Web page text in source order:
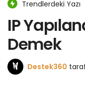
Trendlerdeki Yazı
IP
Demek
Destek360